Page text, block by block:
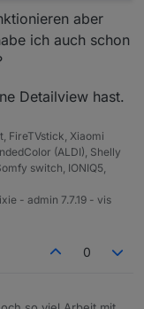
eine Weile
funktioniert es
liegt.
mit einem
habe ich leider
iPad das im
aber
ich auch schon
Detailview hast.
FireTVstick, Xiaomi
(ALDI), Shelly
switch, IONIQ5,
- admin 7.7.19 - vis
0